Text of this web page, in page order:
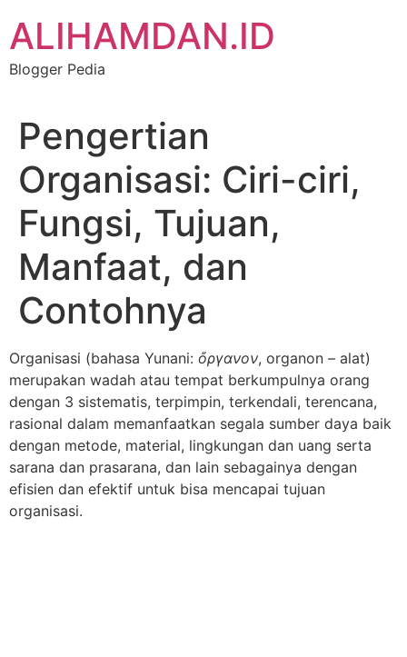
content
ALIHAMDAN.ID
Blogger Pedia
Pengertian
Organisasi: Ciri-ciri,
Fungsi, Tujuan,
Manfaat, dan
Contohnya
Organisasi (bahasa Yunani: ὄργανον, organon – alat)
merupakan wadah atau tempat berkumpulnya orang
dengan 3 sistematis, terpimpin, terkendali, terencana,
rasional dalam memanfaatkan segala sumber daya baik
dengan metode, material, lingkungan dan uang serta
sarana dan prasarana, dan lain sebagainya dengan
efisien dan efektif untuk bisa mencapai tujuan
organisasi.